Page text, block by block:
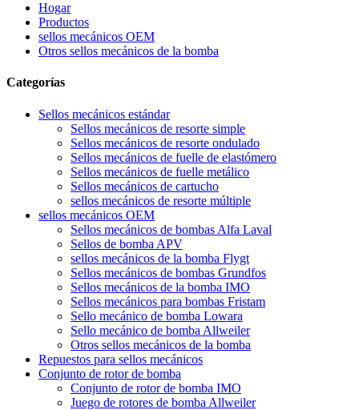
Hogar
Productos
sellos mecánicos OEM
Otros sellos mecánicos de la bomba
Categorías
Sellos mecánicos estándar
Sellos mecánicos de resorte simple
Sellos mecánicos de resorte ondulado
Sellos mecánicos de fuelle de elastómero
Sellos mecánicos de fuelle metálico
Sellos mecánicos de cartucho
sellos mecánicos de resorte múltiple
sellos mecánicos OEM
Sellos mecánicos de bombas Alfa Laval
Sellos de bomba APV
sellos mecánicos de la bomba Flygt
Sellos mecánicos de bombas Grundfos
Sellos mecánicos de la bomba IMO
Sellos mecánicos para bombas Fristam
Sello mecánico de bomba Lowara
Sello mecánico de bomba Allweiler
Otros sellos mecánicos de la bomba
Repuestos para sellos mecánicos
Conjunto de rotor de bomba
Conjunto de rotor de bomba IMO
Juego de rotores de bomba Allweiler